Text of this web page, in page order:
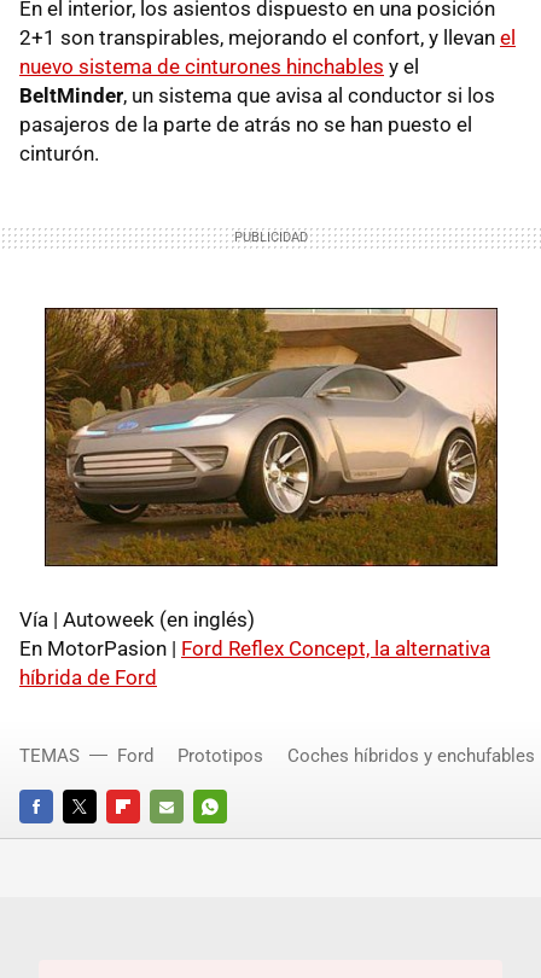
En el interior, los asientos dispuesto en una posición
2+1 son transpirables, mejorando el confort, y llevan el
nuevo sistema de cinturones hinchables y el
BeltMinder, un sistema que avisa al conductor si los
pasajeros de la parte de atrás no se han puesto el
cinturón.
Vía | Autoweek (en inglés)
En MotorPasion | Ford Reflex Concept, la alternativa
híbrida de Ford
FACEBOOKTWITTERFLIPBOARD
E-
WHATSAPP
TEMAS Ford Prototipos Coches híbridos y enchufables